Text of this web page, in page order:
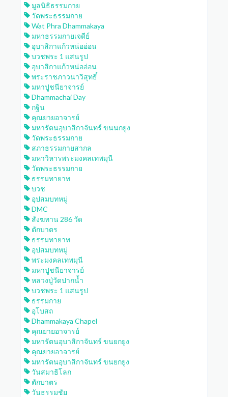
มูลนิธิธรรมกาย
วัดพระธรรมกาย
Wat Phra Dhammakaya
มหาธรรมกายเจดีย์
อุบาสิกาแก้วหน่ออ่อน
บวชพระ 1 แสนรูป
อุบาสิกาแก้วหน่ออ่อน
พระราชภาวนาวิสุทธิ์
มหาปูชนียาจารย์
Dhammachai Day
กฐิน
คุณยายอาจารย์
มหารัตนอุบาสิกาจันทร์ ขนนกยูง
วัดพระธรรมกาย
สภาธรรมกายสากล
มหาวิหารพระมงคลเทพมุนี
วัดพระธรรมกาย
ธรรมทายาท
บวช
อุปสมบทหมู่
DMC
สังฆทาน 286 วัด
ตักบาตร
ธรรมทายาท
อุปสมบทหมู่
พระมงคลเทพมุนี
มหาปูชนียาจารย์
หลวงปู่วัดปากน้ำ
บวชพระ 1 แสนรูป
ธรรมกาย
อุโบสถ
Dhammakaya Chapel
คุณยายอาจารย์
มหารัตนอุบาสิกาจันทร์ ขนยกยูง
คุณยายอาจารย์
มหารัตนอุบาสิกาจันทร์ ขนยกยูง
วันสมาธิโลก
ตักบาตร
วันธรรมชัย